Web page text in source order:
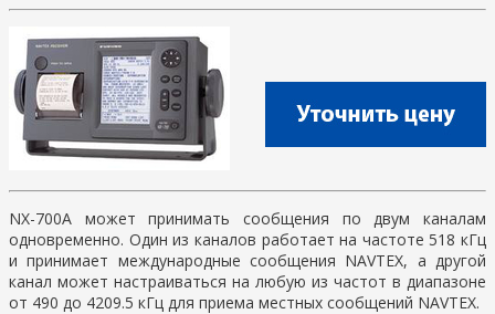
NX-700А может принимать сообщения по двум каналам
одновременно. Один из каналов работает на частоте 518 кГц
и принимает международные сообщения NAVTEX, а другой
канал может настраиваться на любую из частот в диапазоне
от 490 до 4209.5 кГц для приема местных сообщений NAVTEX.